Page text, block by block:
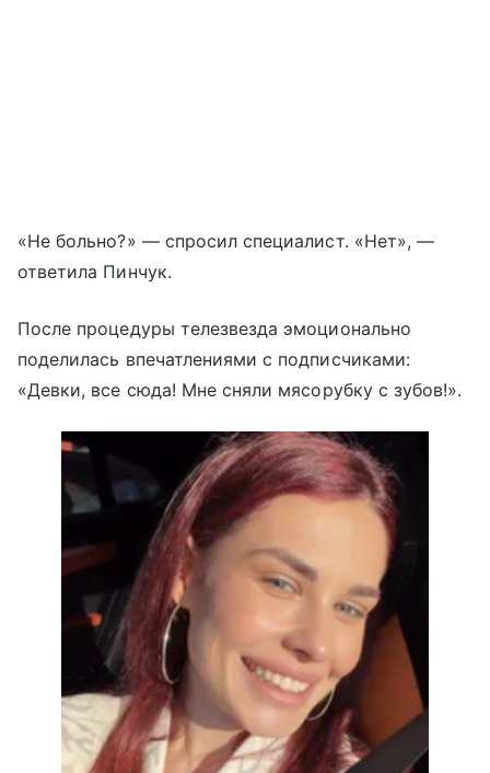
«Не больно?» — спросил специалист. «Нет», —
ответила Пинчук.
После процедуры телезвезда эмоционально
поделилась впечатлениями с подписчиками:
«Девки, все сюда! Мне сняли мясорубку с зубов!».